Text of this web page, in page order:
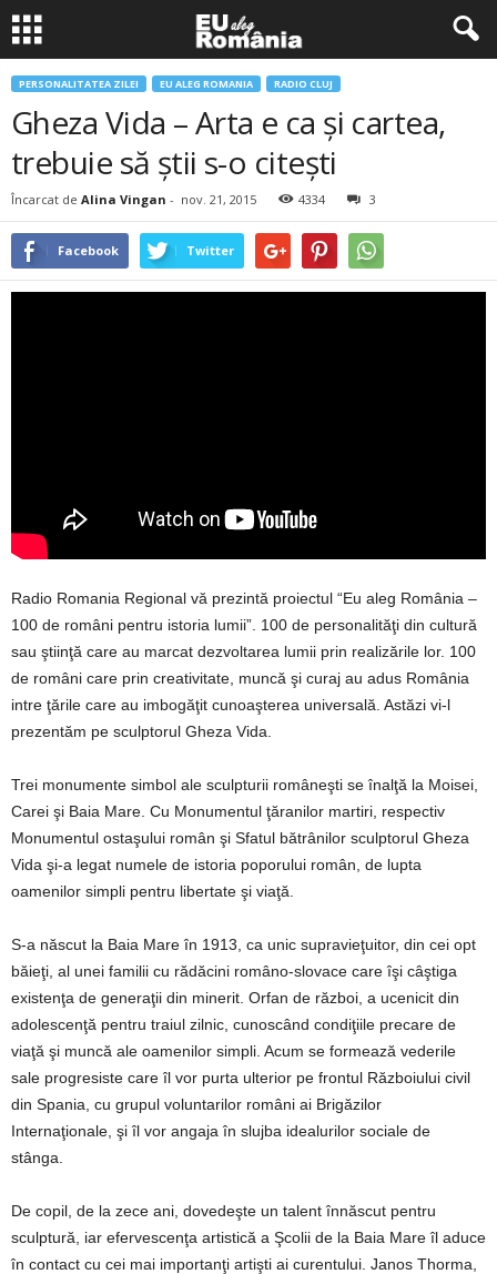
PERSONALITATEA ZILEI EU ALEG ROMANIA RADIO CLUJ
Gheza Vida – Arta e ca şi cartea,
trebuie să ştii s-o citeşti
Încarcat de Alina Vingan - nov. 21, 2015 4334 3
Facebook Twitter
Radio Romania Regional vă prezintă proiectul “Eu aleg România –
100 de români pentru istoria lumii”. 100 de personalităţi din cultură
sau ştiinţă care au marcat dezvoltarea lumii prin realizările lor. 100
de români care prin creativitate, muncă şi curaj au adus România
intre ţările care au imbogăţit cunoaşterea universală. Astăzi vi-l
prezentăm pe sculptorul Gheza Vida.
Trei monumente simbol ale sculpturii româneşti se înalţă la Moisei,
Carei şi Baia Mare. Cu Monumentul ţăranilor martiri, respectiv
Monumentul ostaşului român şi Sfatul bătrânilor sculptorul Gheza
Vida şi-a legat numele de istoria poporului român, de lupta
oamenilor simpli pentru libertate şi viaţă.
S-a născut la Baia Mare în 1913, ca unic supravieţuitor, din cei opt
băieţi, al unei familii cu rădăcini româno-slovace care îşi câştiga
existenţa de generaţii din minerit. Orfan de război, a ucenicit din
adolescenţă pentru traiul zilnic, cunoscând condiţiile precare de
viaţă şi muncă ale oamenilor simpli. Acum se formează vederile
sale progresiste care îl vor purta ulterior pe frontul Războiului civil
din Spania, cu grupul voluntarilor români ai Brigăzilor
Internaţionale, şi îl vor angaja în slujba idealurilor sociale de
stânga.
De copil, de la zece ani, dovedeşte un talent înnăscut pentru
sculptură, iar efervescenţa artistică a Şcolii de la Baia Mare îl aduce
în contact cu cei mai importanţi artişti ai curentului. Janos Thorma,